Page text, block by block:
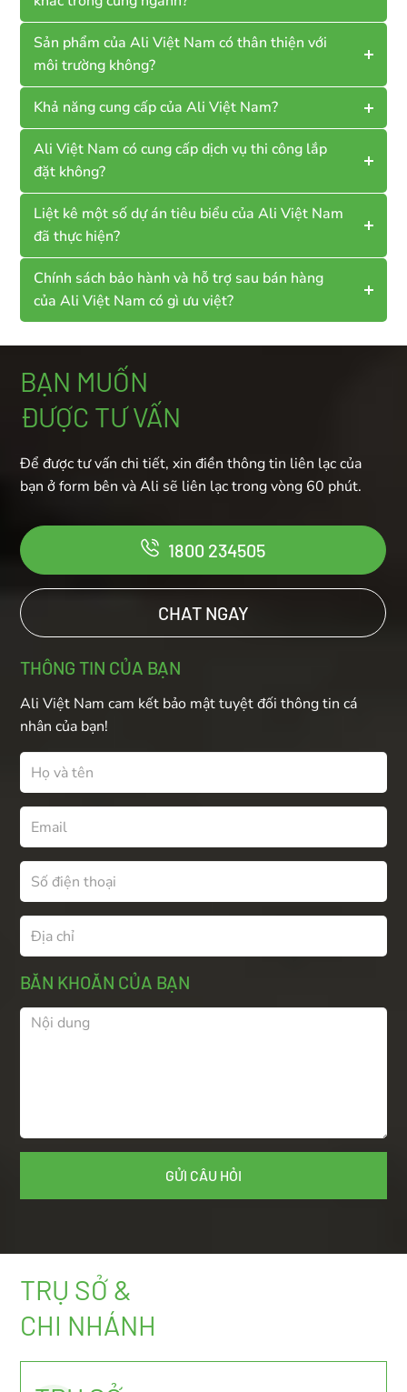
Sản phẩm của Ali Việt Nam có thân thiện với
môi trường không?
Khả năng cung cấp của Ali Việt Nam?
Ali Việt Nam có cung cấp dịch vụ thi công lắp
đặt không?
Liệt kê một số dự án tiêu biểu của Ali Việt Nam
đã thực hiện?
Chính sách bảo hành và hỗ trợ sau bán hàng
của Ali Việt Nam có gì ưu việt?
BẠN MUỐN
ĐƯỢC TƯ VẤN
Để được tư vấn chi tiết, xin điền thông tin liên lạc của
bạn ở form bên và Ali sẽ liên lạc trong vòng 60 phút.
1800 234505
CHAT NGAY
THÔNG TIN CỦA BẠN
Ali Việt Nam cam kết bảo mật tuyệt đối thông tin cá
nhân của bạn!
BĂN KHOĂN CỦA BẠN
TRỤ SỞ &
CHI NHÁNH